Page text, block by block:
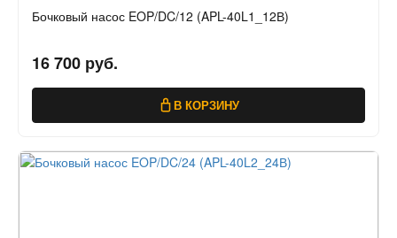
Бочковый насос EOP/DC/12 (APL-40L1_12В)
16 700 руб.
В КОРЗИНУ